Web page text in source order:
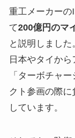
重工メーカーの
て200億円のマ
と説明しました
日本やタイか
「ターボチャ
クト参画の際
しています。